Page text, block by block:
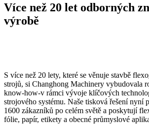
Více než 20 let odborných
výrobě
S více než 20 lety, které se věnuje stavbě
strojů, si Changhong Machinery vybudovala
know-how-v rámci vývoje klíčových
strojového systému. Naše tisková řešení nyní
1600 zákazníků po celém světě a poskytují
fólie, papír, etikety a obecné průmyslové